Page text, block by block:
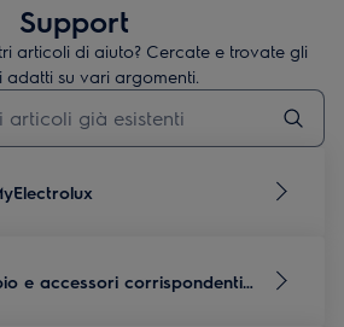
Support
articoli di aiuto? Cercate e trovate gli
adatti su vari argomenti.
per gli articoli di assistenza
e accessori corrispondenti